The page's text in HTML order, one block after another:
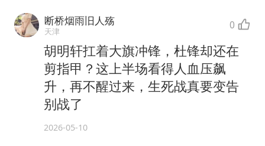
断桥烟雨旧人殇
天津 0
胡明轩扛着大旗冲锋，杜锋却还在
剪指甲？这上半场看得人血压飙
升，再不醒过来，生死战真要变告
别战了
2026-05-10